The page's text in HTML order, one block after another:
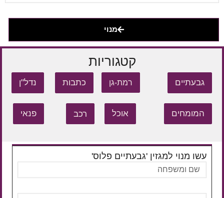
מנוי
קטגוריות
גבעתיים רמת-גן כתבות נדל"ן
המומחים אוכל רכב פנאי
עשו מנוי למגזין 'גבעתיים פלוס'